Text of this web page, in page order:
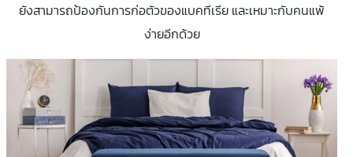
ยังสามารถป้องกันการก่อตัวของแบคทีเรีย และเหมาะกับคนแพ้
ง่ายอีกด้วย